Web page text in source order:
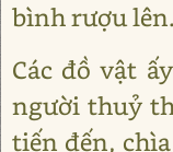
bình rượu lên.
Các đồ vật
người thuỷ
tiến đến,